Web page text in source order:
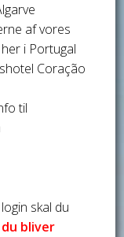
af vores
i Portugal
Coração
til
skal du
bliver